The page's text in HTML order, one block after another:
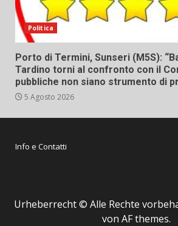
Politica
Porto di Termini, Sunseri (M5S):
Tardino torni al confronto con il
pubbliche non siano strumento di
5 Agosto 2026
Info e Contatti
Urheberrecht © Alle Rechte
von AF themes.